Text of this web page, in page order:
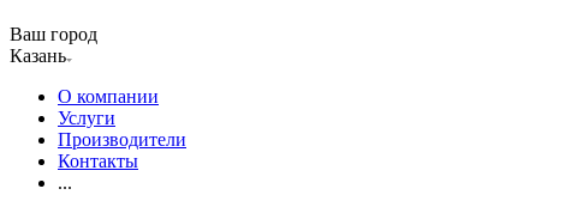
Ваш город
Казань
О компании
Услуги
Производители
Контакты
...